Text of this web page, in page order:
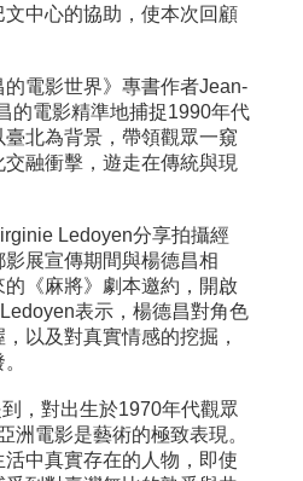
中心的協助，使本次回顧
電影世界》專書作者Jean-
的電影精準地捕捉1990年代
北為背景，帶領觀眾一窺
融衝擊，遊走在傳統與現
Ledoyen分享拍攝經
展宣傳期間與楊德昌相
《麻將》劇本邀約，開啟
表示，楊德昌對角色
以及對真實情感的挖掘，
，對出生於1970年代觀眾
洲電影是藝術的極致表現。
中真實存在的人物，即使